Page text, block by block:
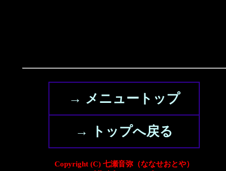
→ メニュートップ
→ トップへ戻る
Copyright (C) 七瀬音弥（ななせおとや）